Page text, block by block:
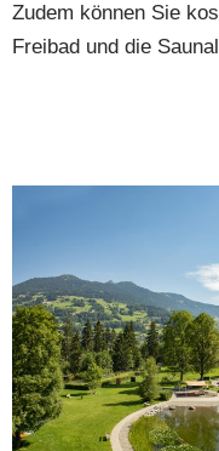
Zudem können Sie
Freibad und die